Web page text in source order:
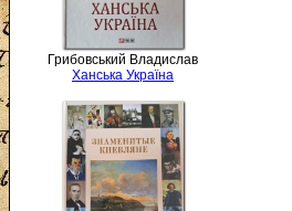
Грибовський Владислав
Ханська Україна